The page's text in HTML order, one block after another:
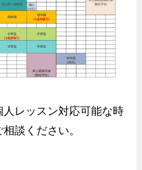
レッスン対応可能な時
談ください。